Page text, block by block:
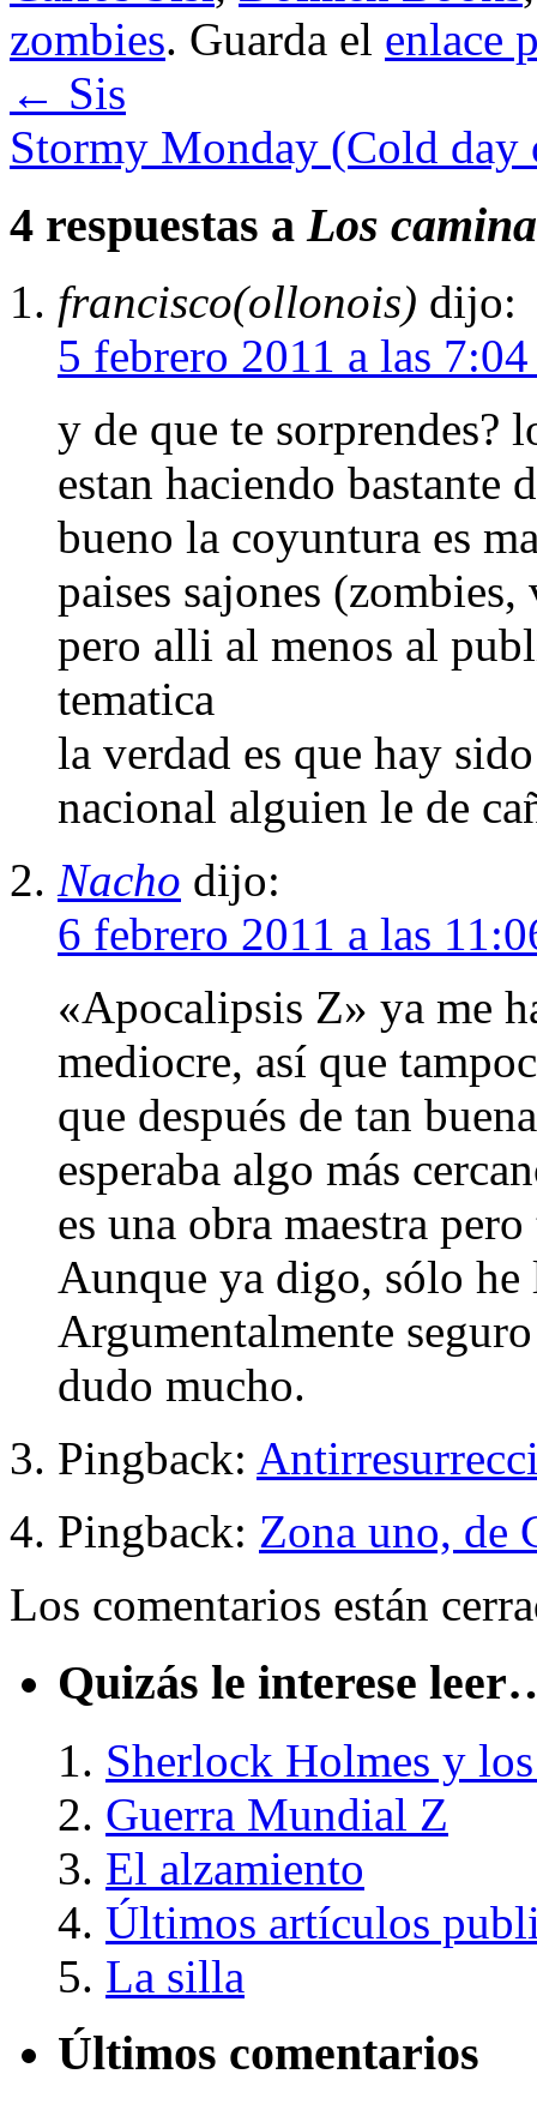
zombies. Guarda el enlace
← Sis
Stormy Monday (Cold
4 respuestas a Los
francisco(ollonois) dijo:
5 febrero 2011 a las
y de que te sorprendes?
estan haciendo bastante
bueno la coyuntura es
paises sajones
pero alli al menos al
tematica
la verdad es que hay
nacional alguien le de
Nacho dijo:
6 febrero 2011 a las
«Apocalipsis Z» ya me
mediocre, así que
que después de tan
esperaba algo más
es una obra maestra
Aunque ya digo, sólo
Argumentalmente
dudo mucho.
Pingback:
Pingback: Zona uno, de
Los comentarios están
Quizás le interese
Sherlock Holmes y
Guerra Mundial Z
El alzamiento
Últimos artículos
La silla
Últimos comentarios